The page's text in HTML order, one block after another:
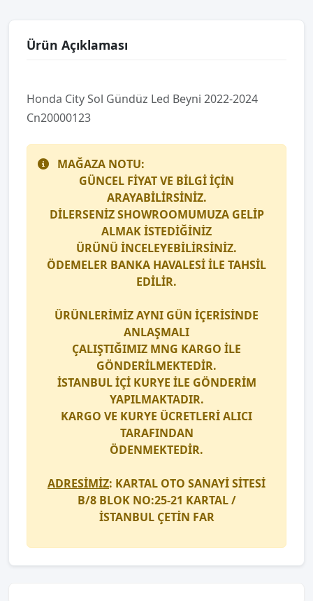
Ürün Açıklaması
Honda Ci̇ty Sol Gündüz Led Beyni̇ 2022-2024
Cn20000123
MAĞAZA NOTU:
GÜNCEL FİYAT VE BİLGİ İÇİN
ARAYABİLİRSİNİZ.
DİLERSENİZ SHOWROOMUMUZA GELİP
ALMAK İSTEDİĞİNİZ
ÜRÜNÜ İNCELEYEBİLİRSİNİZ.
ÖDEMELER BANKA HAVALESİ İLE TAHSİL
EDİLİR.
ÜRÜNLERİMİZ AYNI GÜN İÇERİSİNDE
ANLAŞMALI
ÇALIŞTIĞIMIZ MNG KARGO İLE
GÖNDERİLMEKTEDİR.
İSTANBUL İÇİ KURYE İLE GÖNDERİM
YAPILMAKTADIR.
KARGO VE KURYE ÜCRETLERİ ALICI
TARAFINDAN
ÖDENMEKTEDİR.
ADRESİMİZ: KARTAL OTO SANAYİ SİTESİ
B/8 BLOK NO:25-21 KARTAL /
İSTANBUL ÇETİN FAR